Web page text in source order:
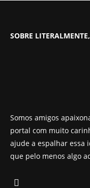
SOBRE
Somos amigos
portal com muito
ajude a espalhar essa
que pelo menos algo